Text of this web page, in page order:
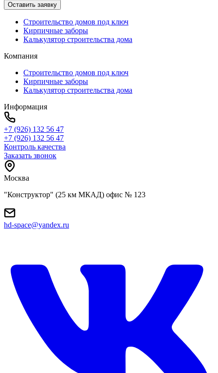
Оставить заявку
Строительство домов под ключ
Кирпичные заборы
Калькулятор строительства дома
Компания
Строительство домов под ключ
Кирпичные заборы
Калькулятор строительства дома
Информация
+7 (926) 132 56 47
+7 (926) 132 56 47
Контроль качества
Заказать звонок
Москва
"Конструктор" (25 км МКАД) офис № 123
hd-space@yandex.ru